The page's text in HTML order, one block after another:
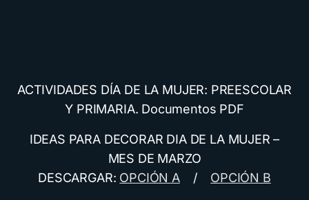
ACTIVIDADES DÍA DE LA MUJER: PREESCOLAR
Y PRIMARIA. Documentos PDF
IDEAS PARA DECORAR DIA DE LA MUJER –
MES DE MARZO
DESCARGAR: OPCIÓN A/ OPCIÓN B